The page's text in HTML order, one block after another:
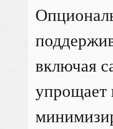
включая
упрощает